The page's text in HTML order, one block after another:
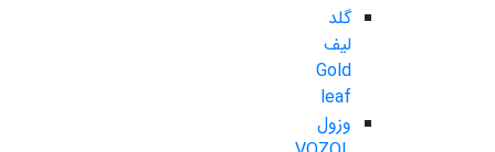
گلد
لیف
Gold
leaf
وزول